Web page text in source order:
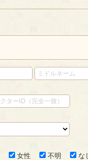
女性 不明 な